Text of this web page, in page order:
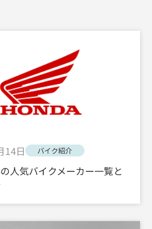
14日 バイク紹介
人気バイクメーカー一覧と